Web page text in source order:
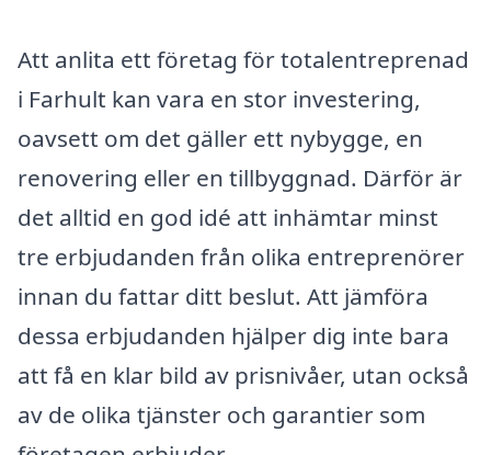
Att anlita ett företag för totalentreprenad
i Farhult kan vara en stor investering,
oavsett om det gäller ett nybygge, en
renovering eller en tillbyggnad. Därför är
det alltid en god idé att inhämtar minst
tre erbjudanden från olika entreprenörer
innan du fattar ditt beslut. Att jämföra
dessa erbjudanden hjälper dig inte bara
att få en klar bild av prisnivåer, utan också
av de olika tjänster och garantier som